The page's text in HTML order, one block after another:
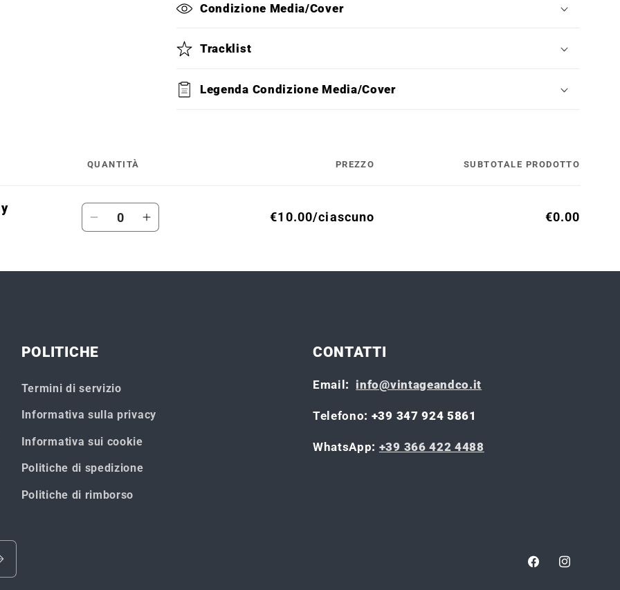
Condizione Media/Cover
Tracklist
Legenda Condizione Media/Cover
QUANTITÀ PREZZO SUBTOTALE PRODOTTO
Quantità
Diminuisci
Default
Aumenta
Default
€10.00/ciascuno
€0.00
POLITICHE
Termini di servizio
Informativa sulla privacy
Informativa sui cookie
Politiche di spedizione
Politiche di rimborso
CONTATTI
Email:info@vintageandco.it
Telefono: +39 347 924 5861
WhatsApp: +39 366 422 4488
FacebookInstagram